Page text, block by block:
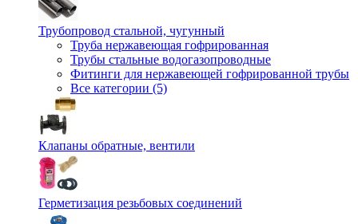
Трубопровод стальной, чугунный
Труба нержавеющая гофрированная
Трубы стальные водогазопроводные
Фитинги для нержавеющей гофрированной трубы
Все категории (5)
Клапаны обратные, вентили
Герметизация резьбовых соединений